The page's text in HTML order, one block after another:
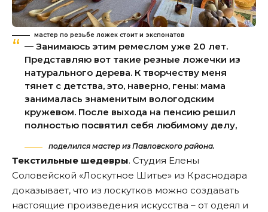
мастер по резьбе ложек стоит и экспонатов
— Занимаюсь этим ремеслом уже 20 лет.
Представляю вот такие резные ложечки из
натурального дерева. К творчеству меня
тянет с детства, это, наверно, гены: мама
занималась знаменитым вологодским
кружевом. После выхода на пенсию решил
полностью посвятил себя любимому делу,
поделился мастер из Павловского района.
Текстильные шедевры. Студия Елены
Соловейской «Лоскутное Шитье» из Краснодара
доказывает, что из лоскутков можно создавать
настоящие произведения искусства – от одеял и